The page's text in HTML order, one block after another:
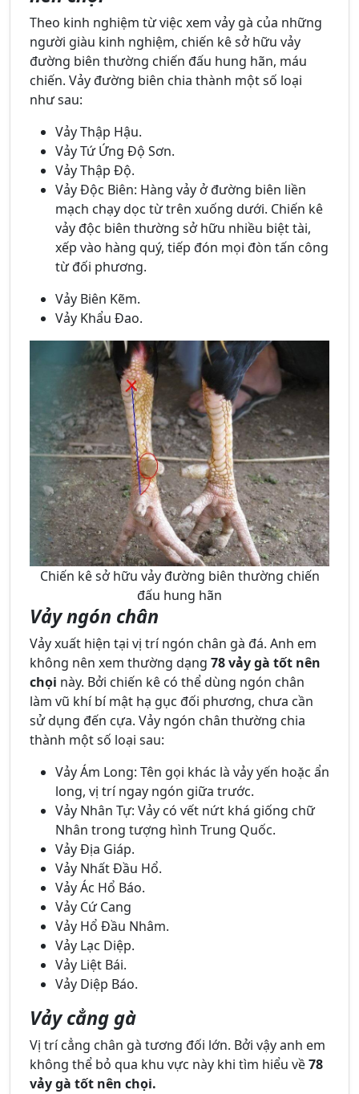
Theo kinh nghiệm từ việc xem vảy gà của những
người giàu kinh nghiệm, chiến kê sở hữu vảy
đường biên thường chiến đấu hung hãn, máu
chiến. Vảy đường biên chia thành một số loại
như sau:
Vảy Thập Hậu.
Vảy Tứ Ứng Độ Sơn.
Vảy Thập Độ.
Vảy Độc Biên: Hàng vảy ở đường biên liền
mạch chạy dọc từ trên xuống dưới. Chiến kê
vảy độc biên thường sở hữu nhiều biệt tài,
xếp vào hàng quý, tiếp đón mọi đòn tấn công
từ đối phương.
Vảy Biên Kẽm.
Vảy Khẩu Đao.
Chiến kê sở hữu vảy đường biên thường chiến
đấu hung hãn
Vảy ngón chân
Vảy xuất hiện tại vị trí ngón chân gà đá. Anh em
không nên xem thường dạng 78 vảy gà tốt nên
chọi này. Bởi chiến kê có thể dùng ngón chân
làm vũ khí bí mật hạ gục đối phương, chưa cần
sử dụng đến cựa. Vảy ngón chân thường chia
thành một số loại sau:
Vảy Ám Long: Tên gọi khác là vảy yến hoặc ẩn
long, vị trí ngay ngón giữa trước.
Vảy Nhân Tự: Vảy có vết nứt khá giống chữ
Nhân trong tượng hình Trung Quốc.
Vảy Địa Giáp.
Vảy Nhất Đầu Hổ.
Vảy Ác Hổ Báo.
Vảy Cứ Cang
Vảy Hổ Đầu Nhâm.
Vảy Lạc Diệp.
Vảy Liệt Bái.
Vảy Diệp Báo.
Vảy cẳng gà
Vị trí cẳng chân gà tương đối lớn. Bởi vậy anh em
không thể bỏ qua khu vực này khi tìm hiểu về78
vảy gà tốt nên chọi.